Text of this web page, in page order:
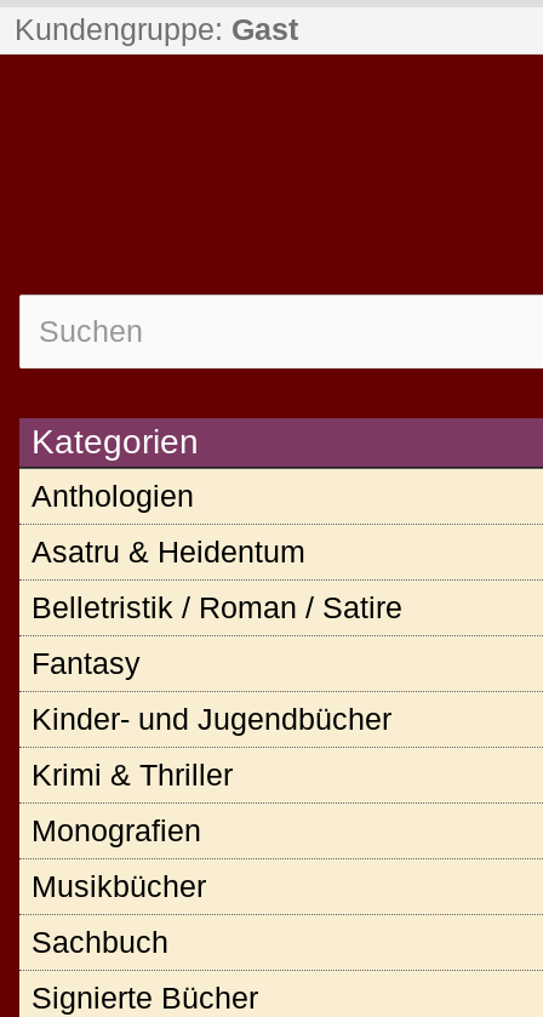
Kundengruppe: Gast
Kategorien
Anthologien
Asatru & Heidentum
Belletristik / Roman / Satire
Fantasy
Kinder- und Jugendbücher
Krimi & Thriller
Monografien
Musikbücher
Sachbuch
Signierte Bücher